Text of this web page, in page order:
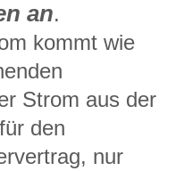
an.
kommt wie
Strom aus der
den
nur